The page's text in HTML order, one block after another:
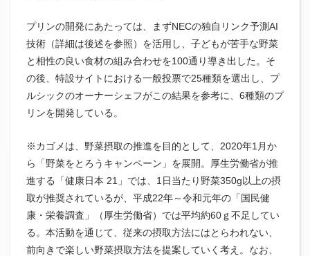
プリンの開発にあたっては、まずNECの独自リンク予測AI
技術（詳細は後述を参照）を活用し、子どもが苦手な野菜
と相性の良い食材の組み合わせを100通り導き出した。そ
の後、特設サイトにおける一般投票で25種類を選出し、プ
ルシックのオーナーシェフがこの結果を参考に、6種類のプ
リンを開発している。
※カゴメは、野菜摂取の推進を目的として、2020年1月か
ら「野菜をとろうキャンペーン」を展開。厚生労働省が推
進する「健康日本 21」では、1日当たり野菜350g以上の摂
取が推奨されているが、平成22年～令和元年の「国民健
康・栄養調査」（厚生労働省）では平均約60ｇ不足してい
る。本活動を通じて、従来の摂取方法にはとらわれない、
前向きで楽しい野菜摂取方法を提案していく考え。なお、